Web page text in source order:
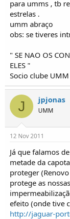
para umms , tb
estrelas .
umm abraço
obs: se tiveres
" SE NAO OS
ELES "
Socio clube
J jpjonas
UMM
12 Nov 2011
Já que falamos
metade da
proteger
protege as
efeito (onde tive
http://jaguar-